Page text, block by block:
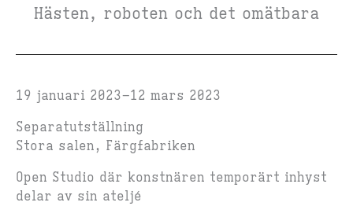
Hästen, roboten och det omätbara
19 januari 2023
12 mars 2023
Separatutställning
Stora salen, Färgfabriken
Open Studio där konstnären temporärt inhyst
delar av sin ateljé